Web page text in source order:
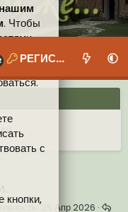
нашим
. Чтобы
вам
своей
с
кнопки,
РЕГИСТРАЦИЯ
на форуме
25 Апр 2026